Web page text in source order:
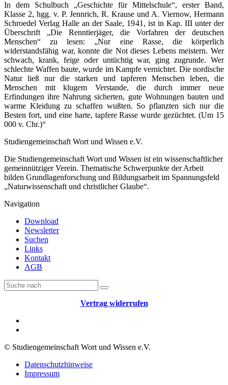
In dem Schulbuch „Geschichte für Mittelschule“, erster Band,
Klasse 2, hgg. v. P. Jennrich, R. Krause und A. Viernow, Hermann
Schroedel Verlag Halle an der Saale, 1941, ist in Kap. III unter der
Überschrift „Die Renntierjäger, die Vorfahren der deutschen
Menschen“ zu lesen: „Nur eine Rasse, die körperlich
widerstandsfähig war, konnte die Not dieses Lebens meistern. Wer
schwach, krank, feige oder untüchtig war, ging zugrunde. Wer
schlechte Waffen baute, wurde im Kampfe vernichtet. Die nordische
Natur ließ nur die starken und tapferen Menschen leben, die
Menschen mit klugem Verstande, die durch immer neue
Erfindungen ihre Nahrung sicherten, gute Wohnungen bauten und
warme Kleidung zu schaffen wußten. So pflanzten sich nur die
Besten fort, und eine harte, tapfere Rasse wurde gezüchtet. (Um 15
000 v. Chr.)“
Studiengemeinschaft Wort und Wissen e.V.
Die Studiengemeinschaft Wort und Wissen ist ein wissenschaftlicher
gemeinnütziger Verein. Thematische Schwerpunkte der Arbeit
bilden Grundlagenforschung und Bildungsarbeit im Spannungsfeld
„Naturwissenschaft und christlicher Glaube“.
Navigation
Download
Newsletter
Suchen
Links
Kontakt
AGB
Vertrag widerrufen
© Studiengemeinschaft Wort und Wissen e.V.
Datenschutzhinweise
Impressum